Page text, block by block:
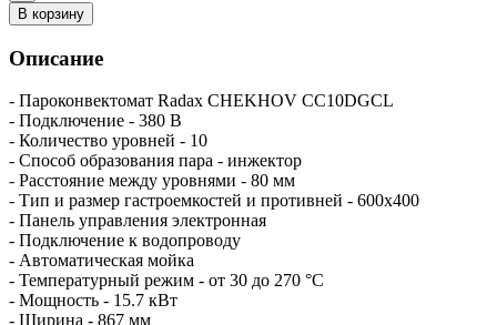
В корзину
Описание
- Пароконвектомат Radax CHEKHOV CC10DGCL
- Подключение - 380 В
- Количество уровней - 10
- Способ образования пара - инжектор
- Расстояние между уровнями - 80 мм
- Тип и размер гастроемкостей и противней - 600х400
- Панель управления электронная
- Подключение к водопроводу
- Автоматическая мойка
- Температурный режим - от 30 до 270 °С
- Мощность - 15.7 кВт
- Ширина - 867 мм